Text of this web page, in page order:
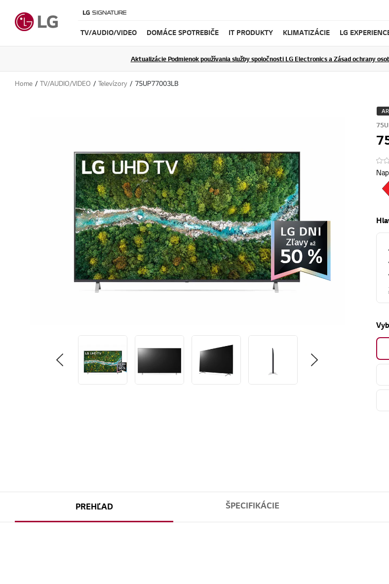
TV/AUDIO/VIDEO DOMÁCE SPOTREBIČE IT PRODUKTY KLIMATIZÁCIE LG
Aktualizácie Podmienok používania služby spoločnosti LG Electronics a Zásad ochrany
Home TV/AUDIO/VIDEO Televízory 75UP77003LB
PREHĽAD ŠPECIFIKÁCIE